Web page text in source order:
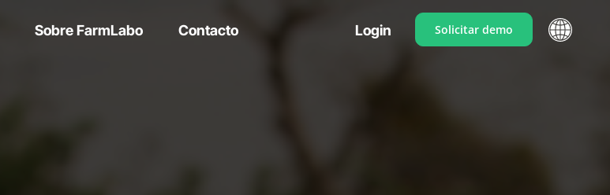
Login Solicitar demo
Sobre FarmLabo Contacto